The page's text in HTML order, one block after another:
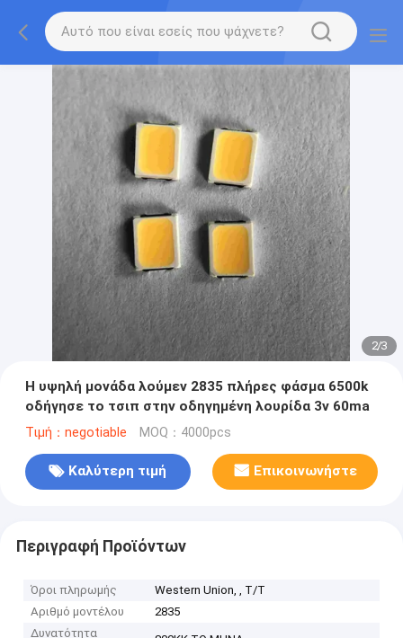
2/3
Η υψηλή μονάδα λούμεν 2835 πλήρες φάσμα 6500k
οδήγησε το τσιπ στην οδηγημένη λουρίδα 3v 60ma
Τιμή：negotiable MOQ：4000pcs
Καλύτερη τιμή Επικοινωνήστε
Περιγραφή Προϊόντων
Όροι πληρωμής
Western Union, , T/T
Αριθμό μοντέλου
2835
Δυνατότητα